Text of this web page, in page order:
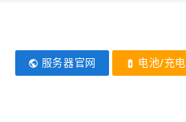
public 服务器官网 battery_charging_full 电池/充电